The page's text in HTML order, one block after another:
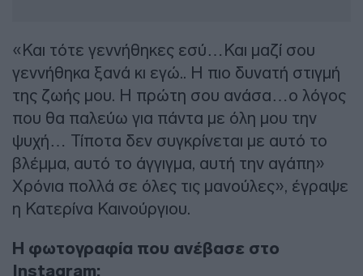
«Και τότε γεννήθηκες εσύ…Και μαζί σου
γεννήθηκα ξανά κι εγώ.. Η πιο δυνατή στιγμή
της ζωής μου. Η πρώτη σου ανάσα…ο λόγος
που θα παλεύω για πάντα με όλη μου την
ψυχή… Τίποτα δεν συγκρίνεται με αυτό το
βλέμμα, αυτό το άγγιγμα, αυτή την αγάπη»
Χρόνια πολλά σε όλες τις μανούλες», έγραψε
η Κατερίνα Καινούργιου.
Η φωτογραφία που ανέβασε στο
Instagram: